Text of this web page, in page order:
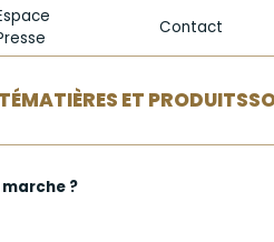
Contact
MATIÈRES ET PRODUITS
?